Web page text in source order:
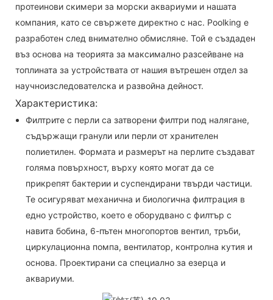
протеинови скимери за морски аквариуми и нашата
компания, като се свържете директно с нас. Poolking е
разработен след внимателно обмисляне. Той е създаден
въз основа на теорията за максимално разсейване на
топлината за устройствата от нашия вътрешен отдел за
научноизследователска и развойна дейност.
Характеристика:
Филтрите с перли са затворени филтри под налягане,
съдържащи гранули или перли от хранителен
полиетилен. Формата и размерът на перлите създават
голяма повърхност, върху която могат да се
прикрепят бактерии и суспендирани твърди частици.
Те осигуряват механична и биологична филтрация в
едно устройство, което е оборудвано с филтър с
навита бобина, 6-пътен многопортов вентил, тръби,
циркулационна помпа, вентилатор, контролна кутия и
основа. Проектирани са специално за езерца и
аквариуми.